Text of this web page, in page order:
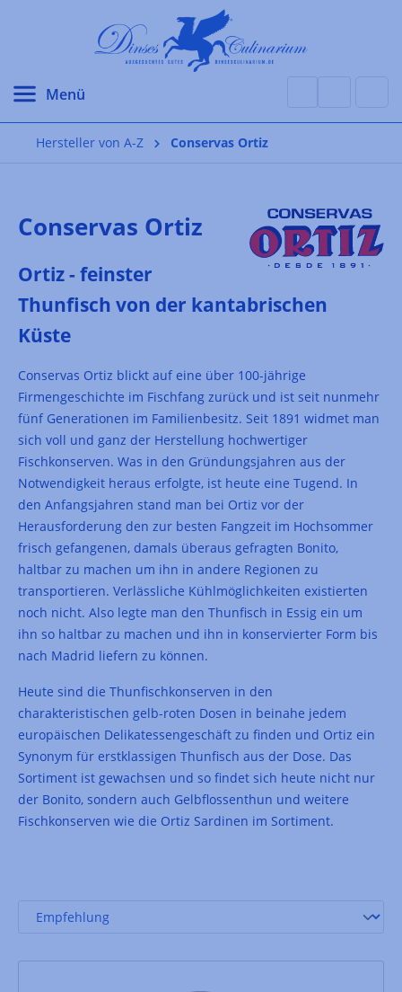
Hersteller von A-Z Conservas Ortiz
Conservas Ortiz
Ortiz - feinster
Thunfisch von der kantabrischen
Küste
Conservas Ortiz blickt auf eine über 100-jährige
Firmengeschichte im Fischfang zurück und ist seit nunmehr
fünf Generationen im Familienbesitz. Seit 1891 widmet man
sich voll und ganz der Herstellung hochwertiger
Fischkonserven. Was in den Gründungsjahren aus der
Notwendigkeit heraus erfolgte, ist heute eine Tugend. In
den Anfangsjahren stand man bei Ortiz vor der
Herausforderung den zur besten Fangzeit im Hochsommer
frisch gefangenen, damals überaus gefragten Bonito,
haltbar zu machen um ihn in andere Regionen zu
transportieren. Verlässliche Kühlmöglichkeiten existierten
noch nicht. Also legte man den Thunfisch in Essig ein um
ihn so haltbar zu machen und ihn in konservierter Form bis
nach Madrid liefern zu können.
Heute sind die Thunfischkonserven in den
charakteristischen gelb-roten Dosen in beinahe jedem
europäischen Delikatessengeschäft zu finden und Ortiz ein
Synonym für erstklassigen Thunfisch aus der Dose. Das
Sortiment ist gewachsen und so findet sich heute nicht nur
der Bonito, sondern auch Gelbflossenthun und weitere
Fischkonserven wie die Ortiz Sardinen im Sortiment.